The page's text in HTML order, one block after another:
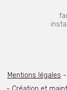
Mentions légales